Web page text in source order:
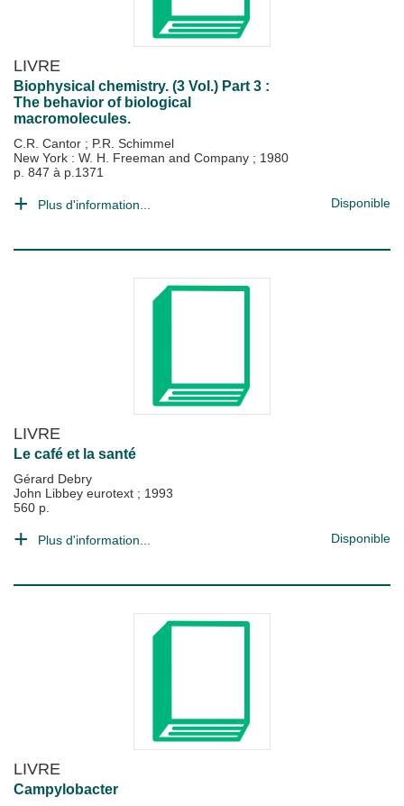
LIVRE
Biophysical chemistry. (3 Vol.) Part 3 :
The behavior of biological
macromolecules.
C.R. Cantor ; P.R. Schimmel
New York : W. H. Freeman and Company ; 1980
p. 847 à p.1371
Plus d'information... Disponible
LIVRE
Le café et la santé
Gérard Debry
John Libbey eurotext ; 1993
560 p.
Plus d'information... Disponible
LIVRE
Campylobacter